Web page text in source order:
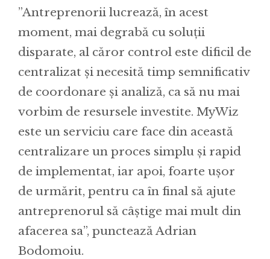
”Antreprenorii lucrează, în acest
moment, mai degrabă cu soluții
disparate, al căror control este dificil de
centralizat și necesită timp semnificativ
de coordonare și analiză, ca să nu mai
vorbim de resursele investite. MyWiz
este un serviciu care face din această
centralizare un proces simplu și rapid
de implementat, iar apoi, foarte ușor
de urmărit, pentru ca în final să ajute
antreprenorul să câștige mai mult din
afacerea sa”, punctează Adrian
Bodomoiu.